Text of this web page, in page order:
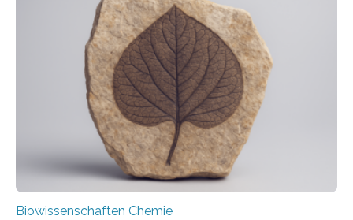
und Dr. Ismaila Francis Yusuf hat nun einen bislang
unbekannten Qualitätskontrollmechanismus des
peroxisomalen Proteintransports in der Bäckerhefe
Saccharomyces cerevisiae entdeckt, der für die
Funktionsfähigkeit der Organellen entscheidend ist. Die
Studie wurde am 28. Oktober 2025 in der
Fachzeitschrift…
Biowissenschaften Chemie